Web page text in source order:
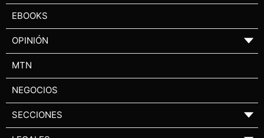
EBOOKS
OPINIÓN ▼
MTN
NEGOCIOS
SECCIONES ▼